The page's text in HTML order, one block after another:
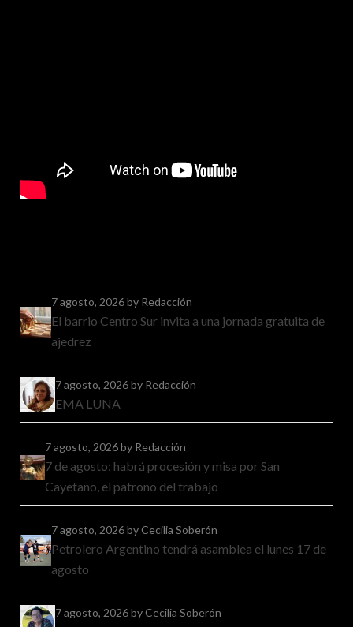
7 agosto, 2026by Redacción
El barrio Centro Sur invita a una jornada gratuita de
ajedrez
7 agosto, 2026by Redacción
EMA LUNA
7 agosto, 2026by Redacción
7 de agosto: habrá procesión y misa por San
Cayetano, el patrono del trabajo
7 agosto, 2026by Cecilia Soberón
Petrolero Argentino tendrá asamblea el lunes 17 de
agosto
7 agosto, 2026by Cecilia Soberón